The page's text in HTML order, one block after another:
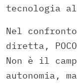
tecnologia
Nel
diretta,
Non è il
autonomia,